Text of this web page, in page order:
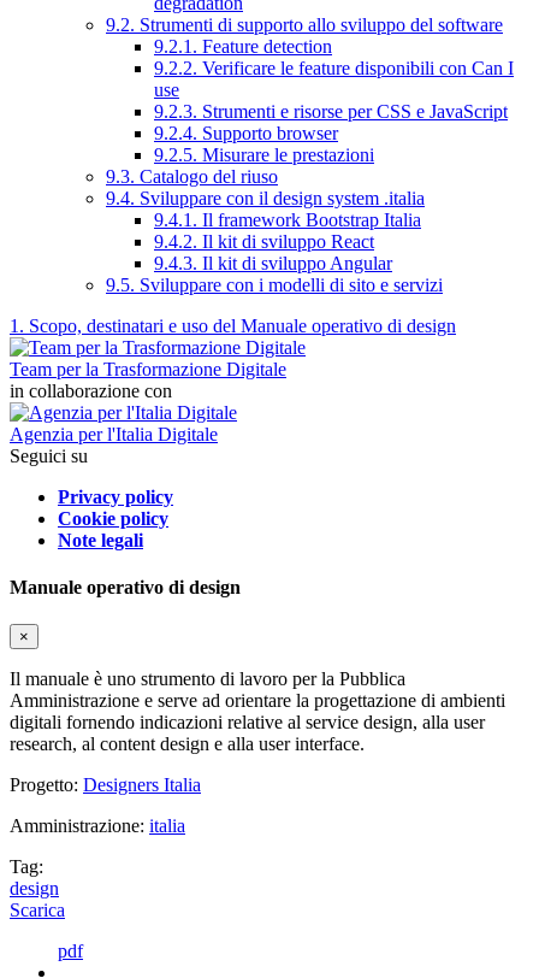
9.2. Strumenti di supporto allo sviluppo del software
9.2.1. Feature detection
9.2.2. Verificare le feature disponibili con Can I
use
9.2.3. Strumenti e risorse per CSS e JavaScript
9.2.4. Supporto browser
9.2.5. Misurare le prestazioni
9.3. Catalogo del riuso
9.4. Sviluppare con il design system .italia
9.4.1. Il framework Bootstrap Italia
9.4.2. Il kit di sviluppo React
9.4.3. Il kit di sviluppo Angular
9.5. Sviluppare con i modelli di sito e servizi
1. Scopo, destinatari e uso del Manuale operativo di design
Team per la Trasformazione Digitale
in collaborazione con
Agenzia per l'Italia Digitale
Seguici su
Privacy policy
Cookie policy
Note legali
Manuale operativo di design
×
Il manuale è uno strumento di lavoro per la Pubblica
Amministrazione e serve ad orientare la progettazione di ambienti
digitali fornendo indicazioni relative al service design, alla user
research, al content design e alla user interface.
Progetto: Designers Italia
Amministrazione: italia
Tag:
design
Scarica
pdf